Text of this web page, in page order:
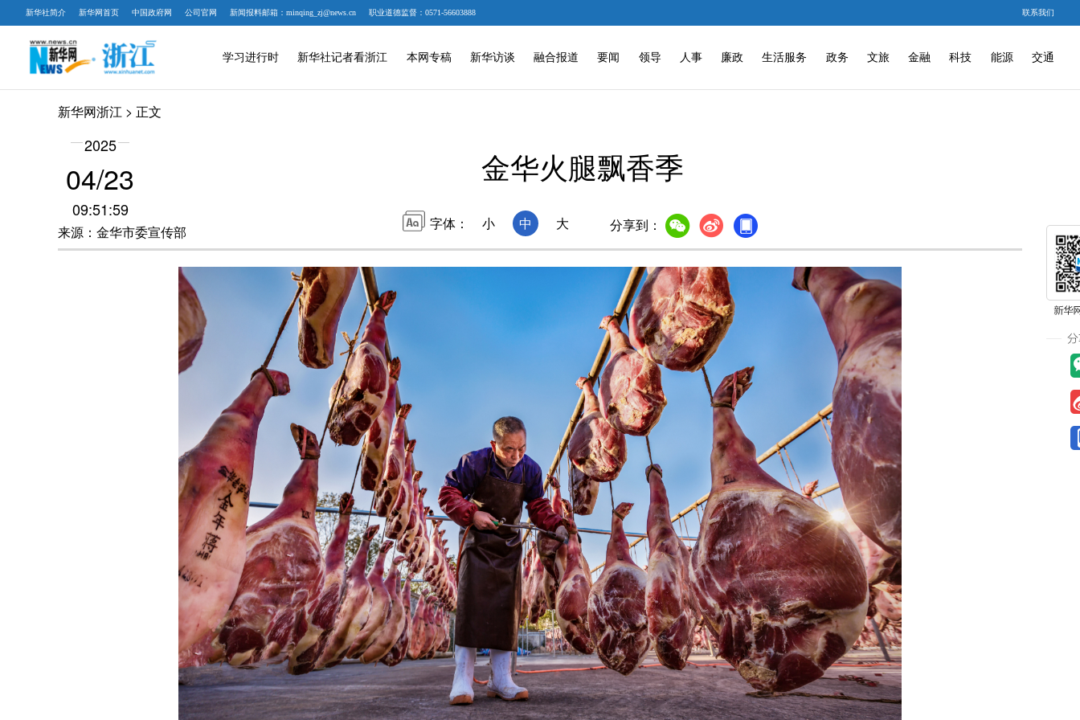
新华社简介 新华网首页 中国政府网 公司官网 新闻报料邮箱：minqing_zj@news.cn 职业道德监督：0571-56603888 联系我们
学习进行时 新华社记者看浙江 本网专稿 新华访谈 融合报道 要闻 领导 人事 廉政 生活服务 政务 文旅 金融 科技 能源 交通
新华网浙江 > 正文
2025
04/23
09:51:59
来源：金华市委宣传部
金华火腿飘香季
字体： 小 中 大 分享到：